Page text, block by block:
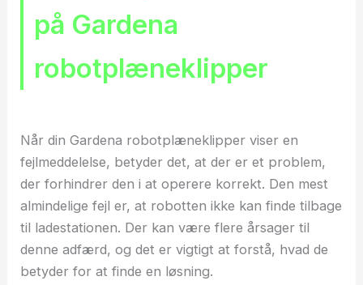
på Gardena
robotplæneklipper
Når din Gardena robotplæneklipper viser en
fejlmeddelelse, betyder det, at der er et problem,
der forhindrer den i at operere korrekt. Den mest
almindelige fejl er, at robotten ikke kan finde tilbage
til ladestationen. Der kan være flere årsager til
denne adfærd, og det er vigtigt at forstå, hvad de
betyder for at finde en løsning.